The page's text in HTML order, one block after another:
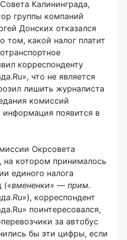
Калининграда,
группы компаний
Донских отказался
том, какой налог платит
корреспонденту
что не является
лишить журналиста
комиссий
информация появится в
Окрсовета
на котором принималось
единого налога
(«вмененки» — прим.
), корреспондент
поинтересовался,
за автобус
бы эти цифры, если